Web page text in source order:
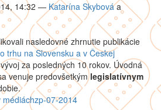
14:32 — Katarína Skybováa
nasledovné zhrnutie publikácie
trhu na Slovensku a v Českej
za posledných 10 rokov. Úvodná
venuje predovšetkýmlegislatívnym
médiáchzp-07-2014